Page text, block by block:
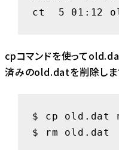
ct  5 01:12
cpコマンドを使って
済みのold.datを削除しま
$ cp old.dat
$ rm old.dat